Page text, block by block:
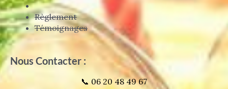
Règlement
Témoignages
Nous Contacter :
📞 06 20 48 49 67